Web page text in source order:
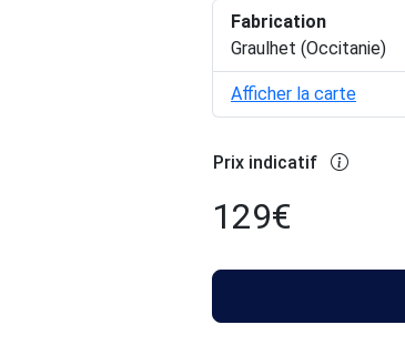
Fabrication
Graulhet (Occitanie)
Afficher la carte
Prix indicatif
129€